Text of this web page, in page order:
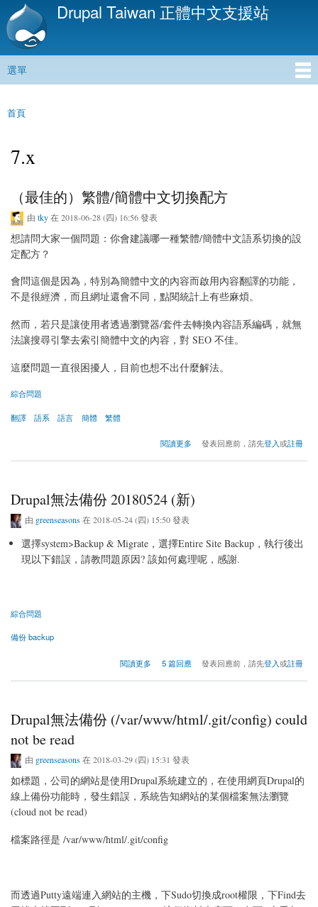
移
內
Drupal Taiwan 正體中文支援站
主選單
選單
您在這裡
首頁
7.x
（最佳的）繁體/簡體中文切換配方
由 tky在 2018-06-28 (四) 16:56 發表
想請問大家一個問題：你會建議哪一種繁體/簡體中文語系切換的設
定配方？
會問這個是因為，特別為簡體中文的內容而啟用內容翻譯的功能，
不是很經濟，而且網址還會不同，點閱統計上有些麻煩。
然而，若只是讓使用者透過瀏覽器/套件去轉換內容語系編碼，就無
法讓搜尋引擎去索引簡體中文的內容，對 SEO 不佳。
這麼問題一直很困擾人，目前也想不出什麼解法。
綜合問題
翻譯 語系 語言 簡體 繁體
閱讀更多 發表回應前，請先登入或註冊
Drupal無法備份 20180524 (新)
由 greenseasons 在 2018-05-24 (四) 15:50 發表
選擇system>Backup & Migrate，選擇Entire Site Backup，執行後出
現以下錯誤，請教問題原因? 該如何處理呢，感謝.
綜合問題
備份 backup
閱讀更多
關於Drupal無法備份 20180524 (新) 5 篇回應 發表回應前，請先登入或註冊
Drupal無法備份 (/var/www/html/.git/config) could
not be read
由 greenseasons 在 2018-03-29 (四) 15:31 發表
如標題，公司的網站是使用Drupal系統建立的，在使用網頁Drupal的
線上備份功能時，發生錯誤，系統告知網站的某個檔案無法瀏覽
(cloud not be read)
檔案路徑是 /var/www/html/.git/config
而透過Putty遠端連入網站的主機，下Sudo切換成root權限，下Find去